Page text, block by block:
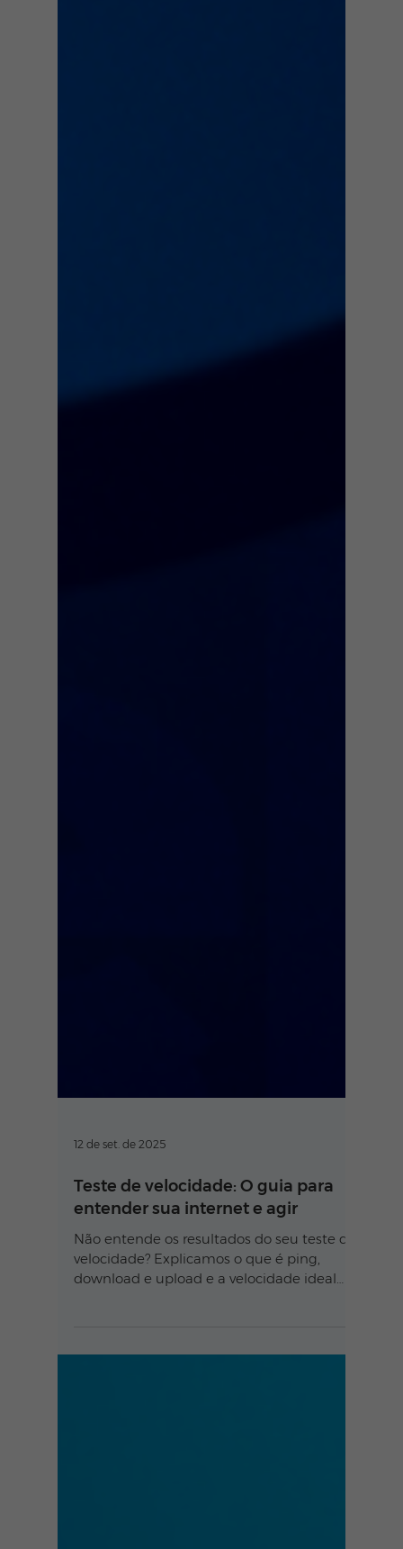
12 de set. de 2025
Teste de velocidade: O guia para
entender sua internet e agir
Não entende os resultados do seu teste de
velocidade? Explicamos o que é ping,